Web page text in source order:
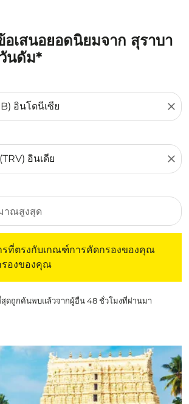
อเสนอยอดนิยมจาก สุราบา
นดัม*
close
close
รที่ตรงกับเกณฑ์การคัดกรองของคุณ
รองของคุณ
สุดถูกค้นพบแล้วจากผู้อื่น 48 ชั่วโมงที่ผ่านมา